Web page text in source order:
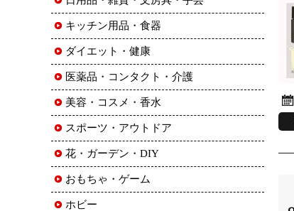
キッチン用品・食器
ダイエット・健康
医薬品・コンタクト・介護
美容・コスメ・香水
スポーツ・アウトドア
花・ガーデン・DIY
おもちゃ・ゲーム
ホビー